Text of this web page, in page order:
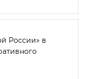
России» в